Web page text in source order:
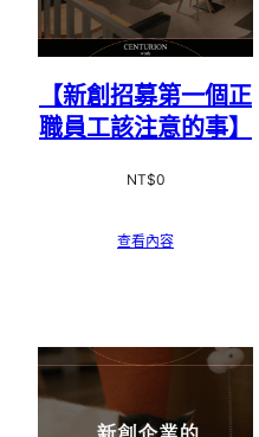
【新創招募第一個正
職員工該注意的事】
NT$0
查看內容